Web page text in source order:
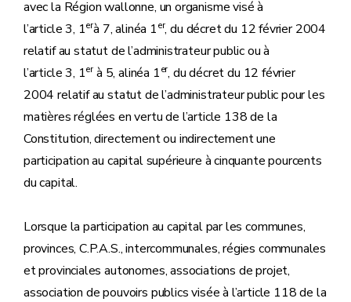
avec la Région wallonne, un organisme visé à
l’article 3, 1erà 7, alinéa 1er, du décret du 12 février 2004
relatif au statut de l’administrateur public ou à
l’article 3, 1erà 5, alinéa 1er, du décret du 12 février
2004 relatif au statut de l’administrateur public pour les
matières réglées en vertu de l’article 138 de la
Constitution, directement ou indirectement une
participation au capital supérieure à cinquante pourcents
du capital.
Lorsque la participation au capital par les communes,
provinces, C.P.A.S., intercommunales, régies communales
et provinciales autonomes, associations de projet,
association de pouvoirs publics visée à l’article 118 de la